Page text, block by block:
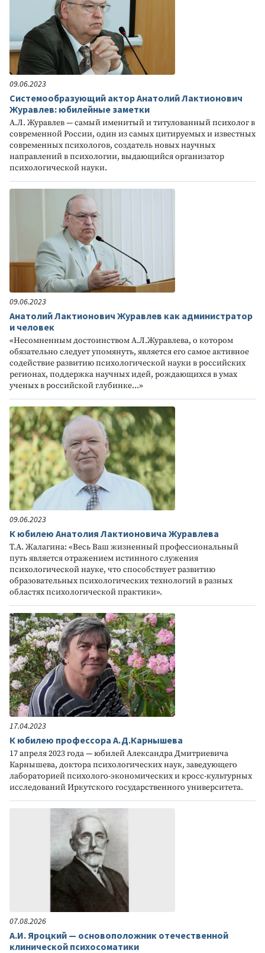
09.06.2023
Системообразующий актор Анатолий Лактионович
Журавлев: юбилейные заметки
А.Л. Журавлев — самый именитый и титулованный психолог в
современной России, один из самых цитируемых и известных
современных психологов, создатель новых научных
направлений в психологии, выдающийся организатор
психологической науки.
09.06.2023
Анатолий Лактионович Журавлев как администратор
и человек
«Несомненным достоинством А.Л.Журавлева, о котором
обязательно следует упомянуть, является его самое активное
содействие развитию психологической науки в российских
регионах, поддержка научных идей, рождающихся в умах
ученых в российской глубинке...»
09.06.2023
К юбилею Анатолия Лактионовича Журавлева
Т.А. Жалагина: «Весь Ваш жизненный профессиональный
путь является отражением истинного служения
психологической науке, что способствует развитию
образовательных психологических технологий в разных
областях психологической практики».
17.04.2023
К юбилею профессора А.Д.Карнышева
17 апреля 2023 года — юбилей Александра Дмитриевича
Карнышева, доктора психологических наук, заведующего
лабораторией психолого-экономических и кросс-культурных
исследований Иркутского государственного университета.
07.08.2026
А.И. Яроцкий — основоположник отечественной
клинической психосоматики